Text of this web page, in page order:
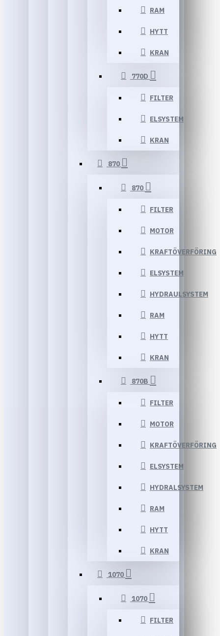
RAM
HYTT
KRAN
770D
FILTER
ELSYSTEM
KRAN
870
870
FILTER
MOTOR
KRAFTÖVERFÖRING
ELSYSTEM
HYDRAULSYSTEM
RAM
HYTT
KRAN
870B
FILTER
MOTOR
KRAFTÖVERFÖRING
ELSYSTEM
HYDRALSYSTEM
RAM
HYTT
KRAN
1070
1070
FILTER